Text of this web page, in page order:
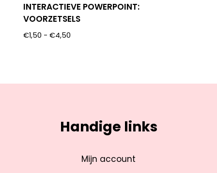
INTERACTIEVE POWERPOINT:
VOORZETSELS
€1,50 - €4,50
Handige links
Mijn account